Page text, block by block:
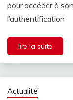
pour accéder à
l’authentification
lire la suite
Actualité